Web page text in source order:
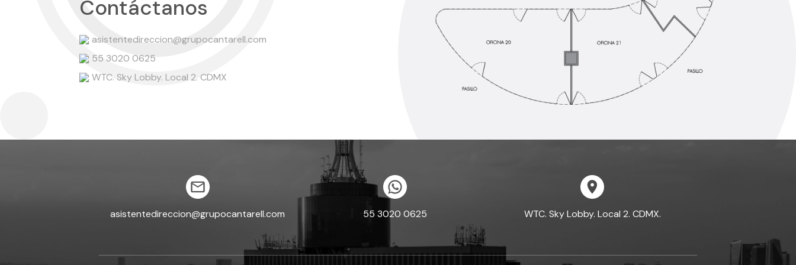
Contáctanos
asistentedireccion@grupocantarell.com
55 3020 0625
WTC. Sky Lobby. Local 2. CDMX
asistentedireccion@grupocantarell.com 55 3020 0625 WTC. Sky Lobby. Local 2. CDMX.